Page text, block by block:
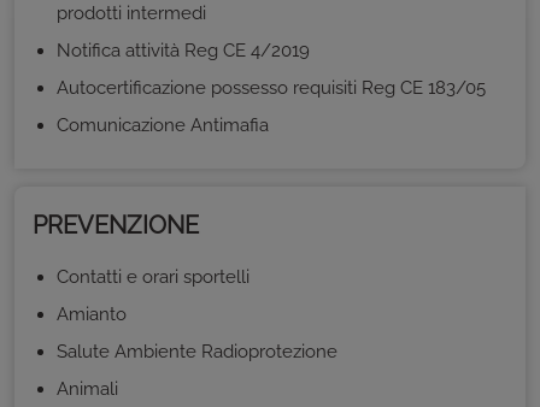
prodotti intermedi
Notifica attività Reg CE 4/2019
Autocertificazione possesso requisiti Reg CE 183/05
Comunicazione Antimafia
PREVENZIONE
Contatti e orari sportelli
Amianto
Salute Ambiente Radioprotezione
Animali